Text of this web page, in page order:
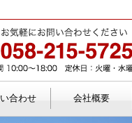
合わせ 会社概要